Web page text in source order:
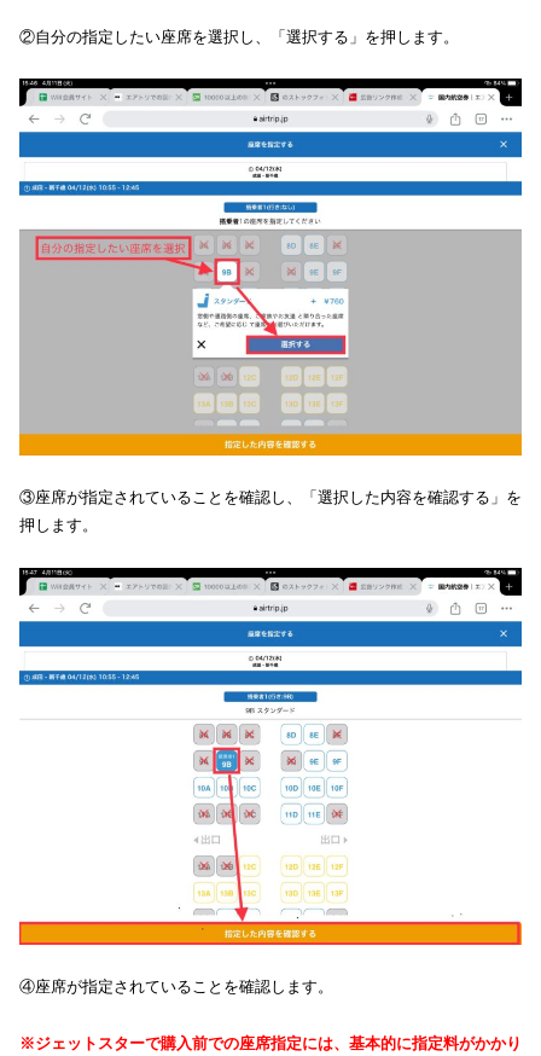
②自分の指定したい座席を選択し、「選択する」を押します。
③座席が指定されていることを確認し、「選択した内容を確認する」を
押します。
④座席が指定されていることを確認します。
※ジェットスターで購入前での座席指定には、基本的に指定料がかかり